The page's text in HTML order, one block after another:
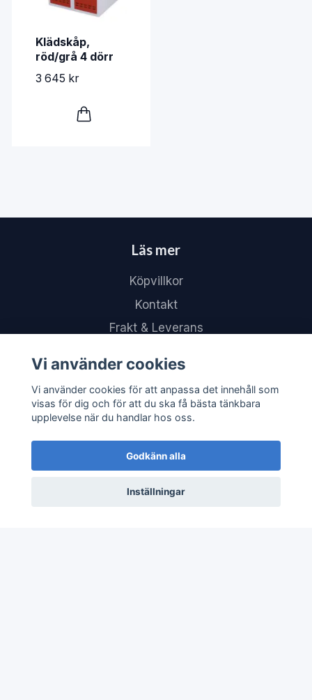
Klädskåp,
röd/grå 4 dörr
3 645 kr
Läs mer
Köpvillkor
Kontakt
Frakt & Leverans
FAQ – Vanliga frågor
Vi använder cookies
Vi använder cookies för att anpassa det innehåll som
visas för dig och för att du ska få bästa tänkbara
upplevelse när du handlar hos oss.
Godkänn alla
Inställningar